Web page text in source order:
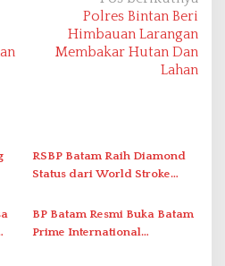
Polres Bintan Beri
Himbauan Larangan
Membakar Hutan Dan
Lahan
RSBP Batam Raih Diamond
Status dari World Stroke
Penanganan Stroke
Berstandar Internasional
BP Batam Resmi Buka Batam
Prime International